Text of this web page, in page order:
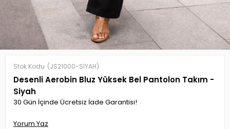
Stok Kodu (JS21000-SİYAH)
Desenli Aerobin Bluz Yüksek Bel Pantolon Takım -
Siyah
30 Gün İçinde Ücretsiz İade Garantisi!
Yorum Yaz